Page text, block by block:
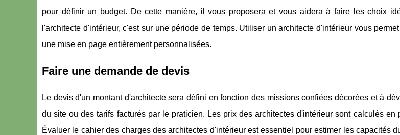
pour définir un budget. De cette manière, il vous proposera et vous aidera à faire les choix
l'architecte d'intérieur, c'est sur une période de temps. Utiliser un architecte d'intérieur vous
une mise en page entièrement personnalisées.
Faire une demande de devis
Le devis d'un montant d'architecte sera défini en fonction des missions confiées décorées et à
du site ou des tarifs facturés par le praticien. Les prix des architectes d'intérieur sont calculés en
Évaluer le cahier des charges des architectes d'intérieur est essentiel pour estimer les capacités